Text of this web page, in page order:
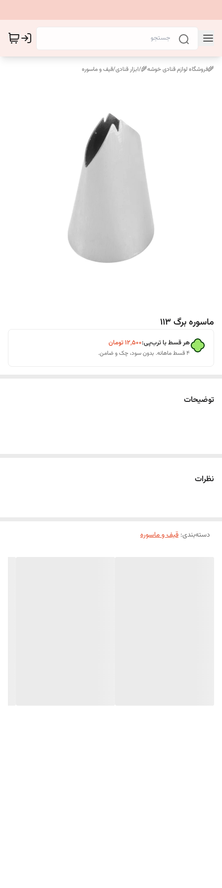
🌾فروشگاه لوازم قنادی خوشه🌾/ابزار قنادی/قیف و ماسوره
ماسوره برگ 113
هر قسط با ترب‌پی:۱۲٬۵۰۰تومان
۴ قسط ماهانه. بدون سود، چک و ضامن.
توضیحات
نظرات
دسته‌بندی: قیف و ماسوره